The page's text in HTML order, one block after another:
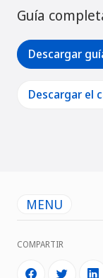
Guía
Descargar
Descargar el
MENU
COMPARTIR